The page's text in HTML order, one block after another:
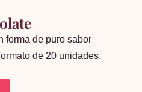
forma de puro sabor
de 20 unidades.